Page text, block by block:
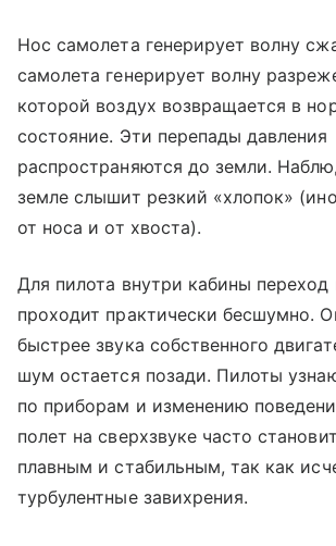
Нос самолета генерирует волну
самолета генерирует волну
которой воздух возвращается в
состояние. Эти перепады давления
распространяются до земли.
земле слышит резкий «хлопок»
от носа и от хвоста).
Для пилота внутри кабины переход
проходит практически бесшумно.
быстрее звука собственного
шум остается позади. Пилоты
по приборам и изменению
полет на сверхзвуке часто
плавным и стабильным, так как
турбулентные завихрения.